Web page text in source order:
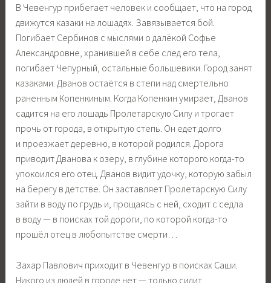
В Чевенгур прибегает человек и сообщает, что на город
движутся казаки на лошадях. Завязывается бой.
Погибает Сербинов с мыслями о далёкой Софье
Александровне, хранившей в себе след его тела,
погибает Чепурный, остальные большевики. Город занят
казаками. Дванов остаётся в степи над смертельно
раненным Копенкиным. Когда Копенкин умирает, Дванов
садится на его лошадь Пролетарскую Силу и трогает
прочь от города, в открытую степь. Он едет долго
и проезжает деревню, в которой родился. Дорога
приводит Дванова к озеру, в глубине которого когда-то
упокоился его отец. Дванов видит удочку, которую забыл
на берегу в детстве. Он заставляет Пролетарскую Силу
зайти в воду по грудь и, прощаясь с ней, сходит с седла
в воду — в поисках той дороги, по которой когда-то
прошёл отец в любопытстве смерти…
Захар Павлович приходит в Чевенгур в поисках Саши.
Никого из людей в городе нет — только сидит